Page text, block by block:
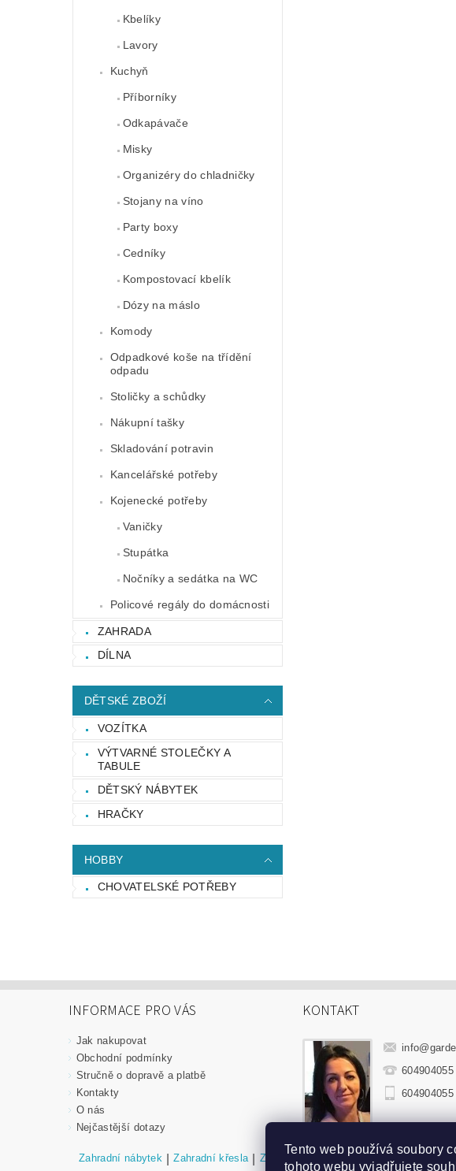
Kbelíky
Lavory
Kuchyň
Příborníky
Odkapávače
Misky
Organizéry do chladničky
Stojany na víno
Party boxy
Cedníky
Kompostovací kbelík
Dózy na máslo
Komody
Odpadkové koše na třídění
odpadu
Stoličky a schůdky
Nákupní tašky
Skladování potravin
Kancelářské potřeby
Kojenecké potřeby
Vaničky
Stupátka
Nočníky a sedátka na WC
Policové regály do domácnosti
ZAHRADA
DÍLNA
DĚTSKÉ ZBOŽÍ
VOZÍTKA
VÝTVARNÉ STOLEČKY A
TABULE
DĚTSKÝ NÁBYTEK
HRAČKY
HOBBY
CHOVATELSKÉ POTŘEBY
INFORMACE PRO VÁS
Jak nakupovat
Obchodní podmínky
Stručně o dopravě a platbě
Kontakty
O nás
Nejčastější dotazy
KONTAKT
info@
604904055
604904055
Zahradní nábytek Zahradní křesla Zahradní stoly Zahradní sedací
Tento web používá soubory
tohoto webu vyjadřujete